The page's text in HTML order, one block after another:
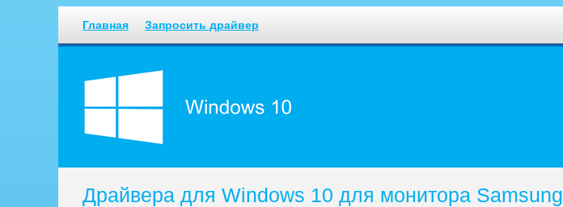
Главная Запросить драйвер
Драйвера для Windows 10 для монитора Samsung